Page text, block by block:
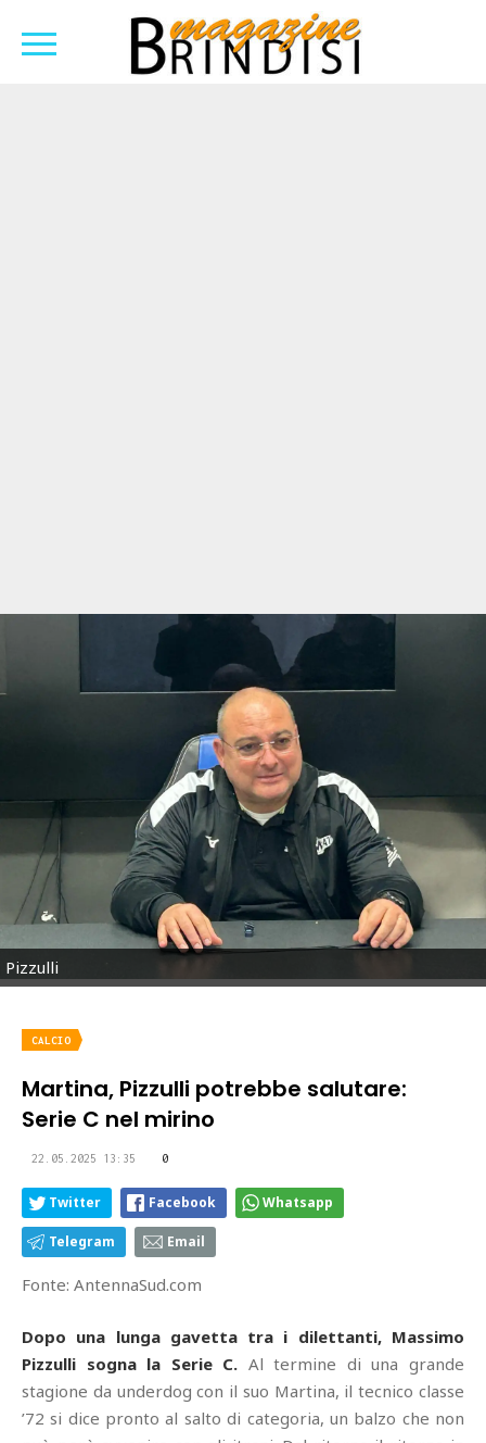
Pizzulli
CALCIO
Martina, Pizzulli potrebbe salutare:
Serie C nel mirino
22.05.2025 13:35 0
Twitter Facebook Whatsapp
Telegram Email
Fonte: AntennaSud.com
Dopo una lunga gavetta tra i dilettanti, Massimo
Pizzulli sogna la Serie C. Al termine di una grande
stagione da underdog con il suo Martina, il tecnico classe
’72 si dice pronto al salto di categoria, un balzo che non